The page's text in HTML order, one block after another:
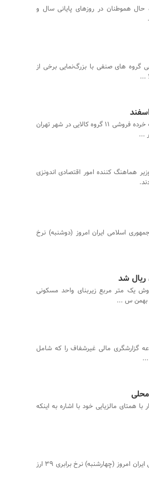
حال هموطنان در روزهای پایانی سال و
گروه های صنفی با بزرگ‌نمایی برخی از
...
گزارش بانک مرکزی از قیمت خرده فروشی ۱۱ گروه کالایی در شهر تهران
هماهنگ کننده امور اقتصادی اندونزی
اسلامی ایران امروز (دوشنبه) نرخ
یک متر مربع زیربنای واحد مسکونی
بهمن س ...
گزارشگری مالی غیرشفاف را که شامل
همتای مالزیایی خود با اشاره به اینکه
بانک مرکزی جمهوری اسلامی ایران امروز (چهارشنبه) نرخ برابری ۳۹ ارز